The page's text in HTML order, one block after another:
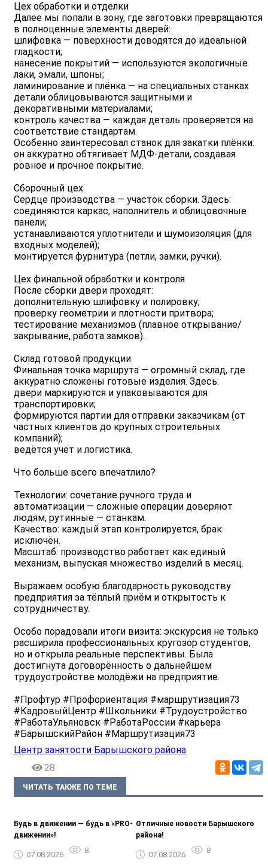
Цех обработки и отделки
Далее мы попали в зону, где заготовки превращаются
в полноценные элементы дверей:
шлифовка — поверхности доводятся до идеальной
гладкости;
нанесение покрытий — используются экологичные
лаки, эмали, шпоны;
ламинирование и плёнка — на специальных станках
детали облицовываются защитными и
декоративными материалами;
контроль качества — каждая деталь проверяется на
соответствие стандартам.
Особенно заинтересовал станок для закатки плёнки:
он аккуратно обтягивает МДФ‑детали, создавая
ровное и прочное покрытие.
Сборочный цех
Сердце производства — участок сборки. Здесь:
соединяются каркас, наполнитель и облицовочные
панели;
устанавливаются уплотнители и шумоизоляция (для
входных моделей);
монтируется фурнитура (петли, замки, ручки).
Цех финальной обработки и контроля
После сборки двери проходят:
дополнительную шлифовку и полировку;
проверку геометрии и плотности притвора;
тестирование механизмов (плавное открывание/
закрывание, работа замков).
Склад готовой продукции
Финальная точка маршрута — огромный склад, где
аккуратно сложены готовые изделия. Здесь:
двери маркируются и упаковываются для
транспортировки;
формируются партии для отправки заказчикам (от
частных клиентов до крупных строительных
компаний);
ведётся учёт и логистика.
Что больше всего впечатлило?
Технологии: сочетание ручного труда и
автоматизации — сложные операции доверяют
людям, рутинные — станкам.
Качество: каждый этап контролируется, брак
исключён.
Масштаб: производство работает как единый
механизм, выпуская множество изделий в месяц.
Выражаем особую благодарность руководству
предприятия за тёплый приём и открытость к
сотрудничеству.
Особо порадовали итоги визита: экскурсия не только
расширила профессиональных кругозор студентов,
но и открыла реальные перспективы. Была
достигнута договорённость о дальнейшем
трудоустройстве молодёжи на предприятие.
#Профтур #Профориентация #маршрутизация73
#КадровыйЦентр #Школьники #Трудоустройство
#РаботаУльяновск #РаботаРоссии #карьера
#БарышскийРайон #Маршрутизация73
Центр занятости Барышского района
28
ЧИТАТЬ ТАКЖЕ ПО ТЕМЕ
Будь в движении — будь в «PRO-
движении»!
07.08.2026 8
Отличные новости Барышского
района!
07.08.2026 8